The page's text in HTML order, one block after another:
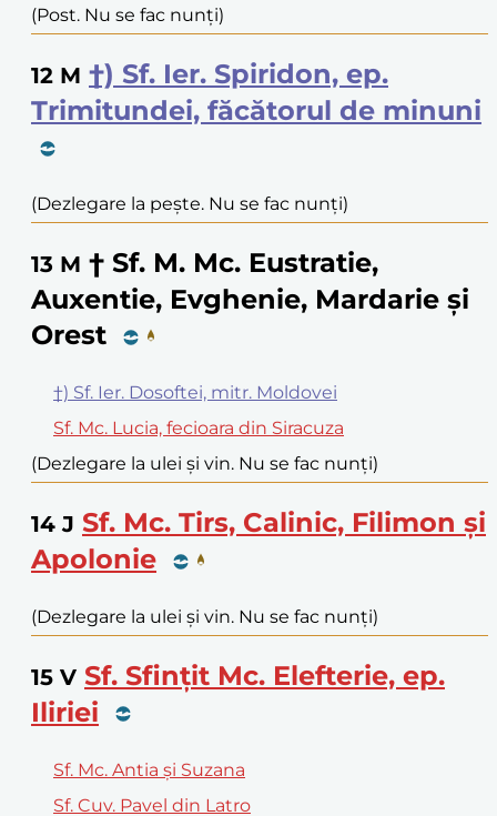
(Post. Nu se fac nunți)
12 M †) Sf. Ier. Spiridon, ep.
Trimitundei, făcătorul de minuni
(Dezlegare la pește. Nu se fac nunți)
13 M † Sf. M. Mc. Eustratie,
Auxentie, Evghenie, Mardarie și
Orest
†) Sf. Ier. Dosoftei, mitr. Moldovei
Sf. Mc. Lucia, fecioara din Siracuza
(Dezlegare la ulei și vin. Nu se fac nunți)
14 J Sf. Mc. Tirs, Calinic, Filimon și
Apolonie
(Dezlegare la ulei și vin. Nu se fac nunți)
15 V Sf. Sfințit Mc. Elefterie, ep.
Iliriei
Sf. Mc. Antia și Suzana
Sf. Cuv. Pavel din Latro